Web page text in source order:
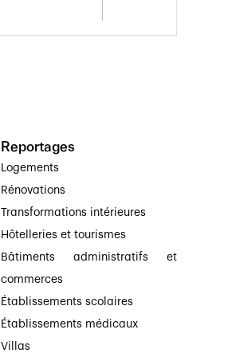
Reportages
Logements
Rénovations
Transformations intérieures
Hôtelleries et tourismes
Bâtiments administratifs et
commerces
Établissements scolaires
Établissements médicaux
Villas